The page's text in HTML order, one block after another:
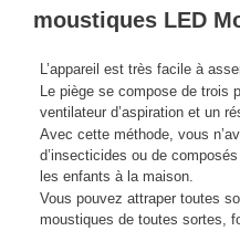
moustiques LED
L’appareil est très facile à
Le piège se compose de trois
ventilateur d’aspiration et un
Avec cette méthode, vous
d’insecticides ou de
les enfants à la maison.
Vous pouvez attraper toutes
moustiques de toutes sortes,